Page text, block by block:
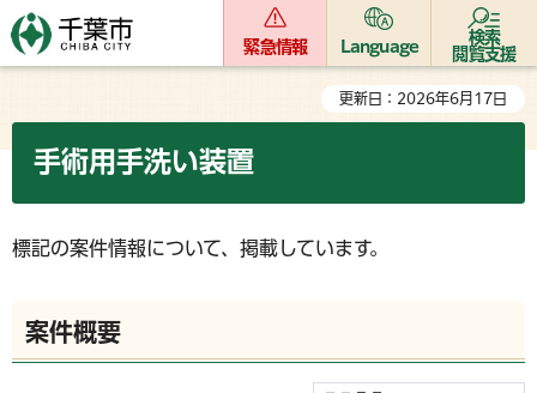
緊急情報 Language
検索
閲覧支援
更新日：2026年6月17日
手術用手洗い装置
標記の案件情報について、掲載しています。
案件概要